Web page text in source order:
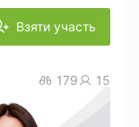
Взяти участь
179 15